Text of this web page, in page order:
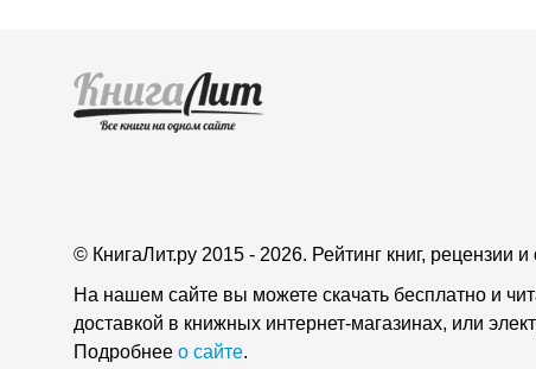
© КнигаЛит.ру 2015 - 2026. Рейтинг книг, рецензии
На нашем сайте вы можете скачать бесплатно и
доставкой в книжных интернет-магазинах, или
Подробнее о сайте.